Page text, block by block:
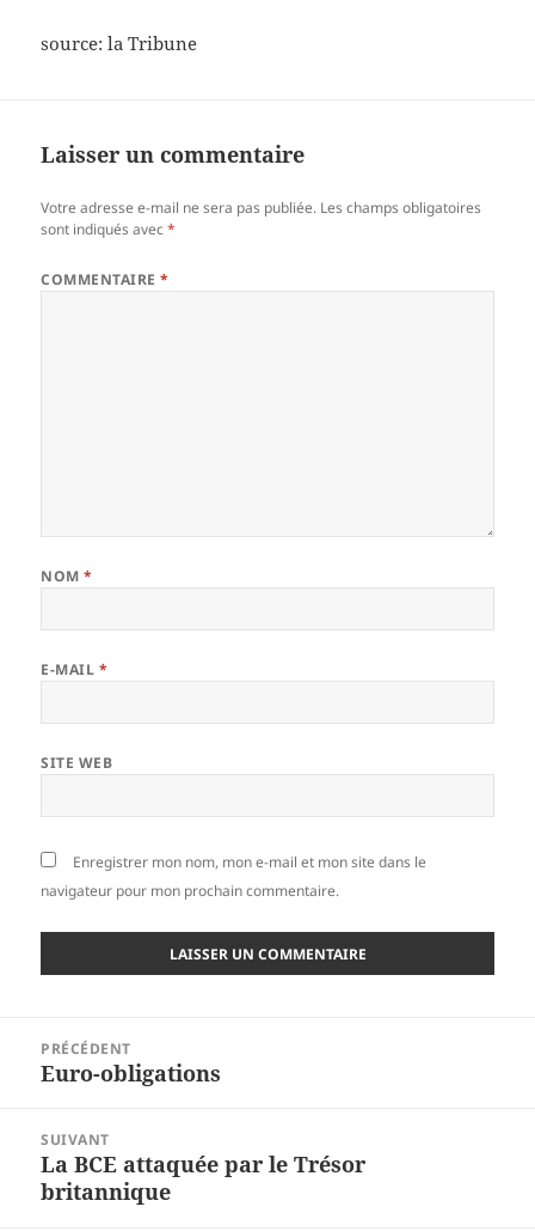
source: la Tribune
Laisser un commentaire
Votre adresse e-mail ne sera pas publiée. Les champs obligatoires
sont indiqués avec*
COMMENTAIRE*
NOM*
E-MAIL *
SITE WEB
Enregistrer mon nom, mon e-mail et mon site dans le
navigateur pour mon prochain commentaire.
l’article
PRÉCÉDENT
Article
Euro-obligations
SUIVANT
Article
suivant :
La BCE attaquée par le Trésor
britannique